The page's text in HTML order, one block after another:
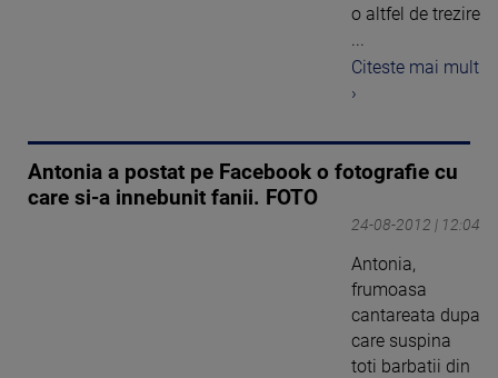
o altfel de trezire
...
Citeste mai mult
›
Antonia a postat pe Facebook o fotografie cu
care si-a innebunit fanii. FOTO
24-08-2012 | 12:04
Antonia,
frumoasa
cantareata dupa
care suspina
toti barbatii din